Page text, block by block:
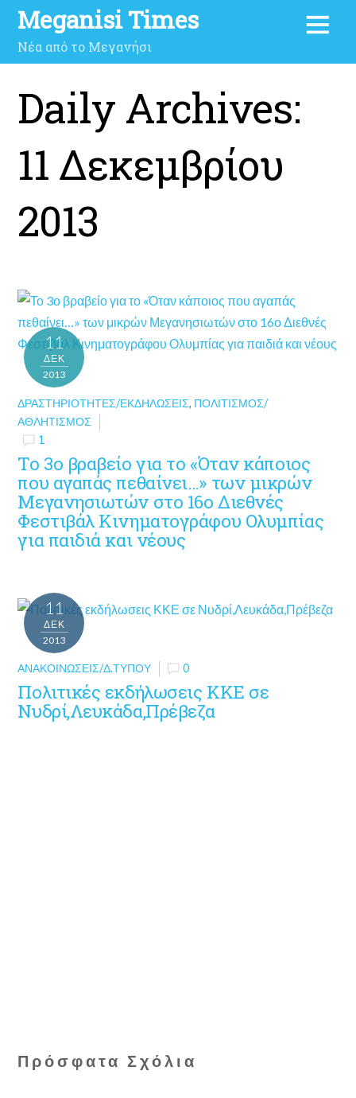
Meganisi Times
Νέα από το Μεγανήσι
Daily Archives:
11 Δεκεμβρίου
2013
11
ΔΕΚ
2013
ΔΡΑΣΤΗΡΙΌΤΗΤΕΣ/ΕΚΔΗΛΏΣΕΙΣ, ΠΟΛΙΤΙΣΜΌΣ/
ΑΘΛΗΤΙΣΜΌΣ
1
Το 3ο βραβείο για το «Όταν κάποιος
που αγαπάς πεθαίνει…» των μικρών
Μεγανησιωτών στο 16ο Διεθνές
Φεστιβάλ Κινηματογράφου Ολυμπίας
για παιδιά και νέους
11
ΔΕΚ
2013
ΑΝΑΚΟΙΝΏΣΕΙΣ/Δ.ΤΎΠΟΥ 0
Πολιτικές εκδήλωσεις ΚΚΕ σε
Νυδρί,Λευκάδα,Πρέβεζα
Πρόσφατα Σχόλια